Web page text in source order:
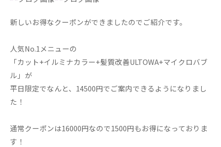
新しいお得なクーポンができましたのでご紹介です。
人気No.1メニューの
「カット+イルミナカラー+髪質改善ULTOWA+マイクロバブ
ル」が
平日限定でなんと、14500円でご案内できるようになりまし
た！
通常クーポンは16000円なので1500円もお得になっておりま
す！